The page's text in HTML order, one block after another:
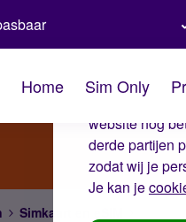
De
Wij
website nog
derde partijen
zodat wij je
Je kan je
Home Sim Only
Simkaart en eSIM